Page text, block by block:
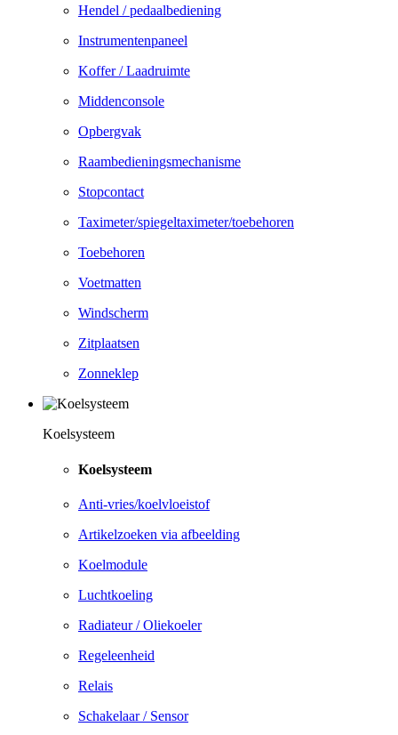
Hendel / pedaalbediening
Instrumentenpaneel
Koffer / Laadruimte
Middenconsole
Opbergvak
Raambedieningsmechanisme
Stopcontact
Taximeter/spiegeltaximeter/toebehoren
Toebehoren
Voetmatten
Windscherm
Zitplaatsen
Zonneklep
Koelsysteem
Koelsysteem
Anti-vries/koelvloeistof
Artikelzoeken via afbeelding
Koelmodule
Luchtkoeling
Radiateur / Oliekoeler
Regeleenheid
Relais
Schakelaar / Sensor